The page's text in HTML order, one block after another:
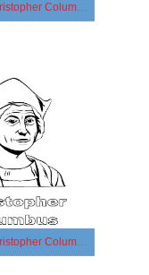
Teken Christopher Columbus afdrukbaar voor kinderen
Teken Christopher Columbus basis